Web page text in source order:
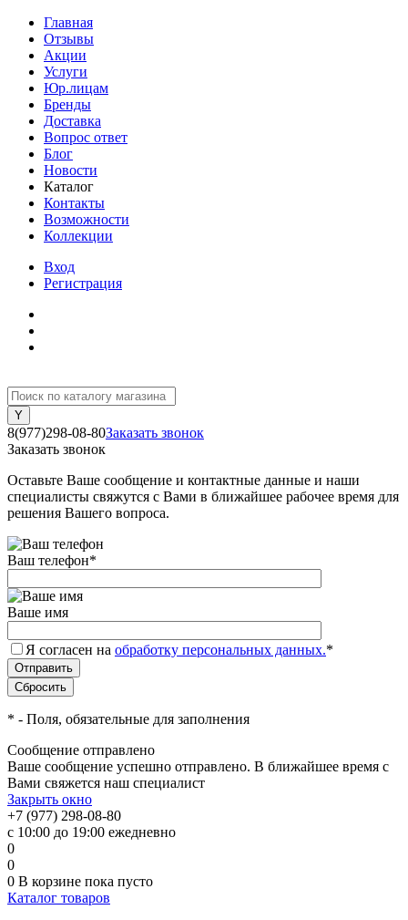
Главная
Отзывы
Акции
Услуги
Юр.лицам
Бренды
Доставка
Вопрос ответ
Блог
Новости
Каталог
Контакты
Возможности
Коллекции
Вход
Регистрация
8(977)298-08-80Заказать звонок
Заказать звонок
Оставьте Ваше сообщение и контактные данные и наши
специалисты свяжутся с Вами в ближайшее рабочее время для
решения Вашего вопроса.
Ваш телефон*
Ваше имя
Я согласен на обработку персональных данных.*
* - Поля, обязательные для заполнения
Сообщение отправлено
Ваше сообщение успешно отправлено. В ближайшее время с
Вами свяжется наш специалист
Закрыть окно
+7 (977) 298-08-80
с 10:00 до 19:00 ежедневно
0
0
0 В корзине пока пусто
Каталог товаров